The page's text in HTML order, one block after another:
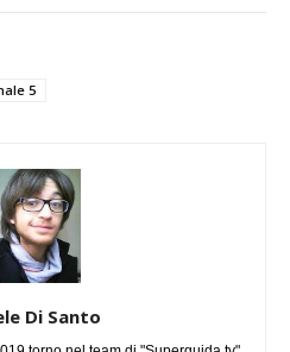
5
Di Santo